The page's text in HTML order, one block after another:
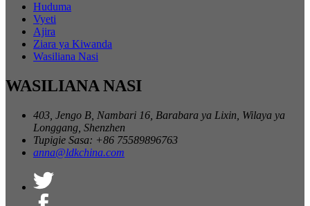
Huduma
Vyeti
Ajira
Ziara ya Kiwanda
Wasiliana Nasi
WASILIANA NASI
403, Jengo B, Nambari 16, Barabara ya Lixin, Wilaya ya
Longgang, Shenzhen
Tupigie Sasa: ​​+86 75589896763
anna@ldkchina.com